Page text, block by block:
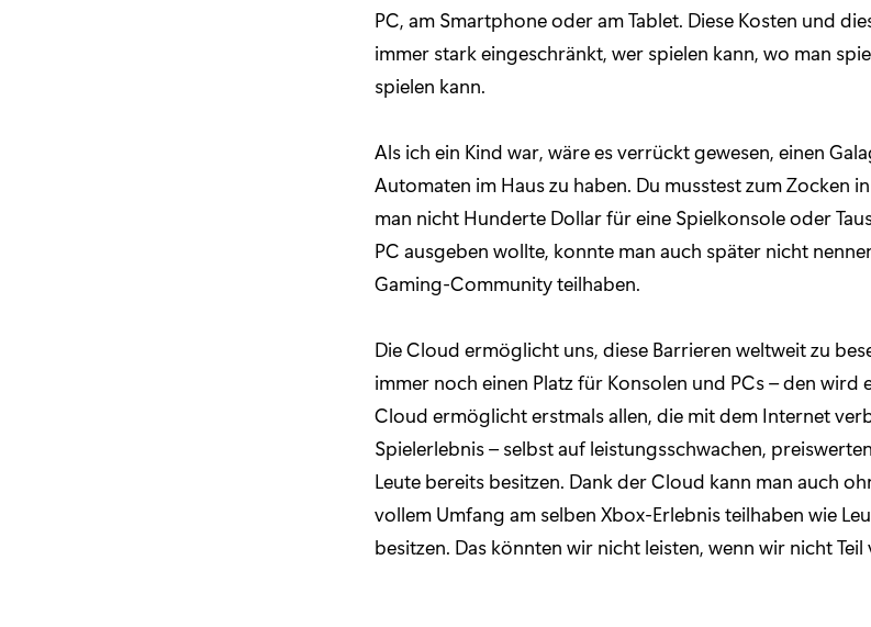
PC, am Smartphone oder am Tablet. Diese Kosten und
immer stark eingeschränkt, wer spielen kann, wo man
spielen kann.
Als ich ein Kind war, wäre es verrückt gewesen, einen
Automaten im Haus zu haben. Du musstest zum Zocken
man nicht Hunderte Dollar für eine Spielkonsole oder
PC ausgeben wollte, konnte man auch später nicht
Gaming-Community teilhaben.
Die Cloud ermöglicht uns, diese Barrieren weltweit zu
immer noch einen Platz für Konsolen und PCs – den wird
Cloud ermöglicht erstmals allen, die mit dem Internet
Spielerlebnis – selbst auf leistungsschwachen,
Leute bereits besitzen. Dank der Cloud kann man auch
vollem Umfang am selben Xbox-Erlebnis teilhaben wie
besitzen. Das könnten wir nicht leisten, wenn wir nicht